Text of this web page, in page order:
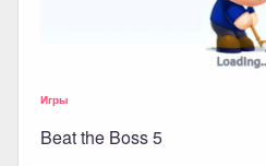
Игры
Beat the Boss 5